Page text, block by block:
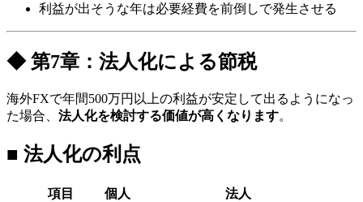
利益が出そうな年は必要経費を前倒しで発生させる
◆ 第7章：法人化による節税
海外FXで年間500万円以上の利益が安定して出るようになっ
た場合、 法人化を検討する価値が高くなります。
■ 法人化の利点
項目 個人 法人